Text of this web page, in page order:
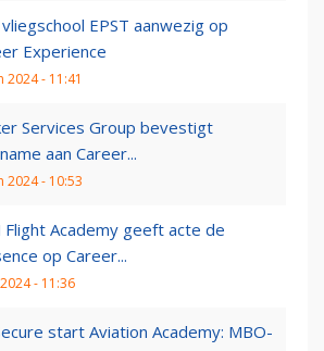
EPST aanwezig op
Experience
2024 - 11:41
Services Group bevestigt
aan Career...
2024 - 10:53
Flight Academy geeft acte de
op Career...
- 11:36
start Aviation Academy: MBO-